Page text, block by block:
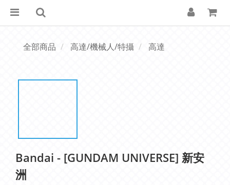
全部商品 高達/機械人/特攝 高達
Bandai - [GUNDAM UNIVERSE] 新安
洲